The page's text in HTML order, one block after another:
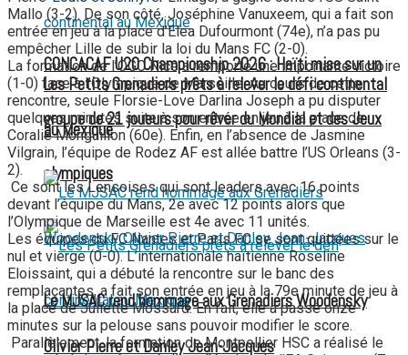
CONCACAF U20 Championship 2026 : Haïti mise sur un
groupe de 21 joueurs pour rêver du Mondial et des Jeux
olympiques
Les Petits Grenadiers prêts à relever le défi continental
au Mexique
Le MJSAC rend hommage aux Grenadiers Woodensky
Olivier Pierre et Danley Jean-Jacques
Mallo (3-2). De son côté, Joséphine Vanuxeem, qui a fait son
entrée en jeu à la place d’Elea Dufourmont (74e), n’a pas pu
empêcher Lille de subir la loi du Mans FC (2-0).
La formation de l’OGC Nice a remporté une importante victoire
(1-0) face à l’Olympique de Marseille. Au cours de cette
rencontre, seule Florsie-Love Darlina Joseph a pu disputer
quelques minutes suite à son entrée en jeu à la place de
Coralie Monguillon (60e). Enfin, en l’absence de Jasmine
Vilgrain, l’équipe de Rodez AF est allée battre l’US Orleans (3-
2).
Ce sont les Lensoises qui sont leaders avec 16 points
devant l’équipe du Mans, 2e avec 12 points alors que
l’Olympique de Marseille est 4e avec 11 unités.
Les équipes du FC Nantes et Paris FC se sont quittées sur le
nul et vierge (0-0). L’internationale haïtienne Roseline
Eloissaint, qui a débuté la rencontre sur le banc des
remplaçantes, a fait son entrée en jeu à la 79e minute de jeu à
la place de Juliette Mossard. En fait, elle a passé onze
minutes sur la pelouse sans pouvoir modifier le score.
Parallèlement, la formation de Montpellier HSC a réalisé le